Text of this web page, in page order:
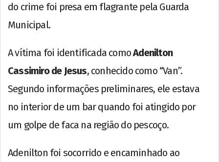
do crime foi presa em flagrante pela Guarda
Municipal.
A vítima foi identificada comoAdenilton
Cassimiro de Jesus, conhecido como “Van”.
Segundo informações preliminares, ele estava
no interior de um bar quando foi atingido por
um golpe de faca na região do pescoço.
Adenilton foi socorrido e encaminhado ao